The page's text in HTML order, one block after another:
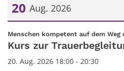
20 Aug. 2026
Datum: 20. August 2026
Menschen kompetent auf dem Weg
Kurs zur
20. Aug. 2026 18:00 - 20:30